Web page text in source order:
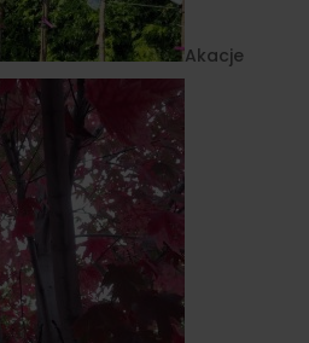
Akacje